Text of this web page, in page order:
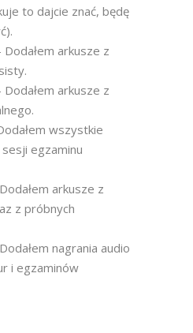
to dajcie znać, będę
arkusze z
arkusze z
wszystkie
egzaminu
arkusze z
z próbnych
nagrania audio
i egzaminów